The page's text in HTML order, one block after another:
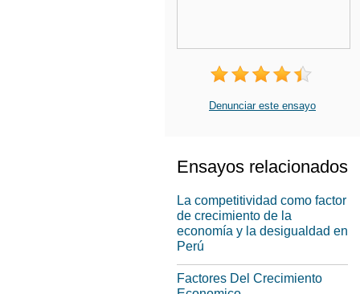
Denunciar este ensayo
Ensayos relacionados
La competitividad como factor
de crecimiento de la
economía y la desigualdad en
Perú
Factores Del Crecimiento